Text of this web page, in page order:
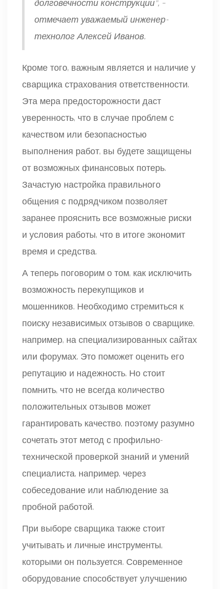
долговечности конструкции", –
отмечает уважаемый инженер-
технолог Алексей Иванов.
Кроме того, важным является и наличие у
сварщика страхования ответственности.
Эта мера предосторожности даст
уверенность, что в случае проблем с
качеством или безопасностью
выполнения работ, вы будете защищены
от возможных финансовых потерь.
Зачастую настройка правильного
общения с подрядчиком позволяет
заранее прояснить все возможные риски
и условия работы, что в итоге экономит
время и средства.
А теперь поговорим о том, как исключить
возможность перекупщиков и
мошенников. Необходимо стремиться к
поиску независимых отзывов о сварщике,
например, на специализированных сайтах
или форумах. Это поможет оценить его
репутацию и надежность. Но стоит
помнить, что не всегда количество
положительных отзывов может
гарантировать качество, поэтому разумно
сочетать этот метод с профильно-
технической проверкой знаний и умений
специалиста, например, через
собеседование или наблюдение за
пробной работой.
При выборе сварщика также стоит
учитывать и личные инструменты,
которыми он пользуется. Современное
оборудование способствует улучшению